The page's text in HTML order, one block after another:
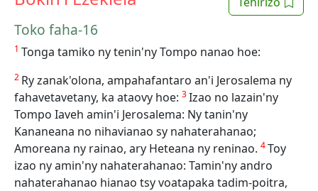
Toko faha-16
1 Tonga tamiko ny tenin'ny Tompo nanao hoe:
2 Ry zanak'olona, ampahafantaro an'i Jerosalema ny
fahavetavetany, ka ataovy hoe: 3Izao no lazain'ny
Tompo Iaveh amin'i Jerosalema: Ny tanin'ny
Kananeana no nihavianao sy nahaterahanao;
Amoreana ny rainao, ary Heteana ny reninao. 4Toy
izao ny amin'ny nahaterahanao: Tamin'ny andro
nahaterahanao hianao tsy voatapaka tadim-poitra,